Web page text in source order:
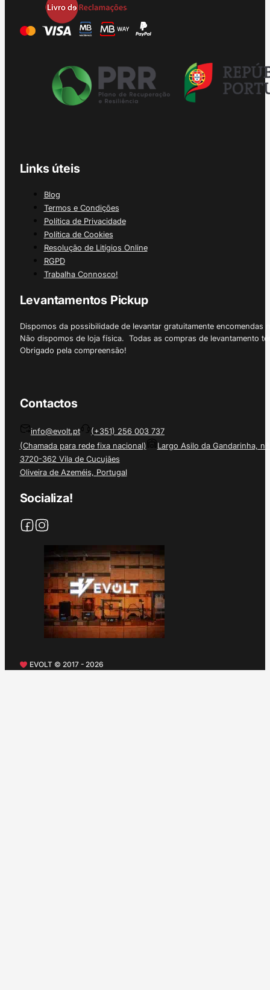
Links úteis
Blog
Termos e Condições
Política de Privacidade
Política de Cookies
Resolução de Litígios Online
RGPD
Trabalha Connosco!
Levantamentos Pickup
Dispomos da possibilidade de levantar gratuitamente
Não dispomos de loja física. Todas as compras de levantamento
Obrigado pela compreensão!
Contactos
info@evolt.pt
(+351) 256 003 737
(Chamada para rede fixa nacional)
Largo Asilo da Gandarinha, nº
3720-362 Vila de Cucujães
Oliveira de Azeméis, Portugal
Socializa!
EVOLT © 2017 - 2026